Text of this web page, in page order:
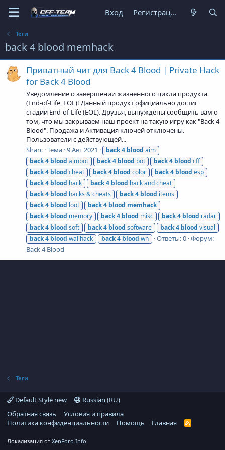
Вход Регистрация
Теги
back 4 blood memhack
Приватный чит для Back 4 Blood | Private Hack
for Back 4 Blood
Уведомление о завершении жизненного цикла продукта
(End-of-Life, EOL)! Данный продукт официально достиг
стадии End-of-Life (EOL). Друзья, вынуждены сообщить вам о
том, что мы закрываем наш проект на такую игру как "Back 4
Blood". Продажа и Активация ключей отключены.
Пользователи с действующей...
Sharc Тема 9 Авг 2021 back4 blood aim
back4 blood aimbot back4 blood bot back4 blood cff
back4 blood cheat back4 blood color back4 blood esp
back4 blood hack back4 blood hack and cheat
back4 blood hacks & cheats back4 blood items
back4 blood loot back4 blood memhack
back4 blood memory back4 blood misc back4 blood radar
back4 blood soft back4 blood software back4 blood visual
back4 blood wallhack back4 blood wh Ответы: 0 Форум:
Back 4 Blood
Теги
Default Style new
Russian (RU)
Обратная связь
Условия и правила
Политика конфиденциальности
Помощь Главная
R
Локализация от XenForo.Info